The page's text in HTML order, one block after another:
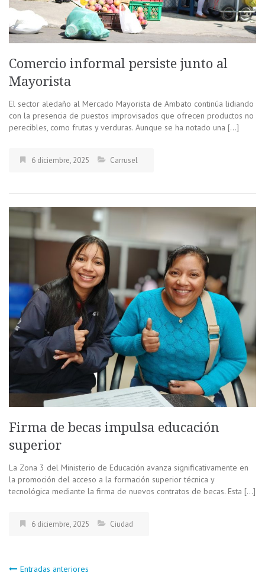
Comercio informal persiste junto al
Mayorista
El sector aledaño al Mercado Mayorista de Ambato continúa lidiando
con la presencia de puestos improvisados que ofrecen productos no
perecibles, como frutas y verduras. Aunque se ha notado una […]
6 diciembre, 2025 Carrusel
Firma de becas impulsa educación
superior
La Zona 3 del Ministerio de Educación avanza significativamente en
la promoción del acceso a la formación superior técnica y
tecnológica mediante la firma de nuevos contratos de becas. Esta […]
6 diciembre, 2025 Ciudad
Entradas anteriores